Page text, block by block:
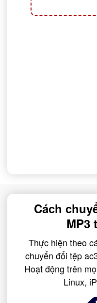
Cách
MP3
Thực hiện theo
chuyển đổi tệp
Hoạt động trên
Linux,